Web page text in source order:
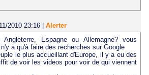
2010 23:16
Alerter
Espagne ou Allemagne? vous
a qu'à faire des recherches sur Google
le plus accueillant d'Europe, il y a eu des
de voir les videos pour voir de qui viennent